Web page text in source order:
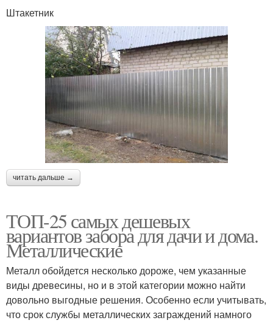
Штакетник
читать дальше →
ТОП-25 самых дешевых
вариантов забора для дачи и дома.
Металлические
Металл обойдется несколько дороже, чем указанные
виды древесины, но и в этой категории можно найти
довольно выгодные решения. Особенно если учитывать,
что срок службы металлических заграждений намного